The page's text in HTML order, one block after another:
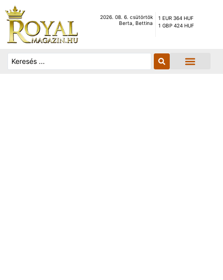
2026. 08. 6. csütörtök
Berta, Bettina
1 EUR 364 HUF
1 GBP 424 HUF